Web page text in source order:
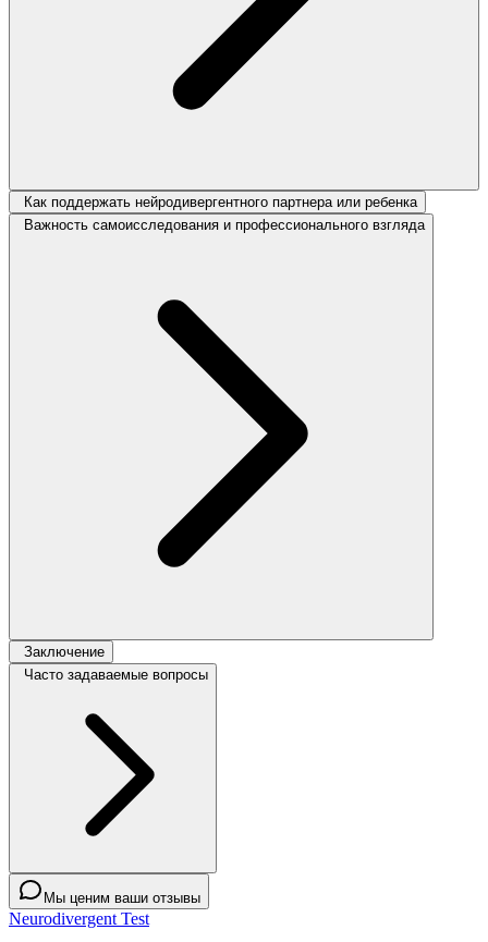
Как поддержать нейродивергентного партнера или ребенка
Важность самоисследования и профессионального взгляда
Заключение
Часто задаваемые вопросы
Мы ценим ваши отзывы
Neurodivergent Test